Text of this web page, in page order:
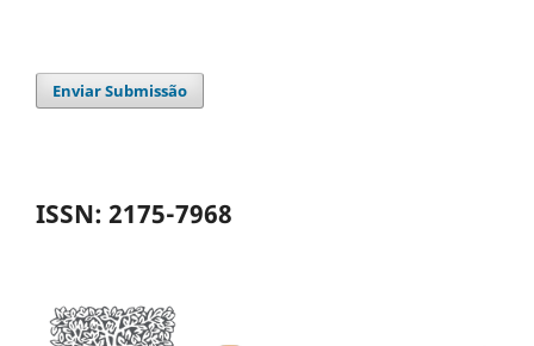
Enviar Submissão
ISSN: 2175-7968